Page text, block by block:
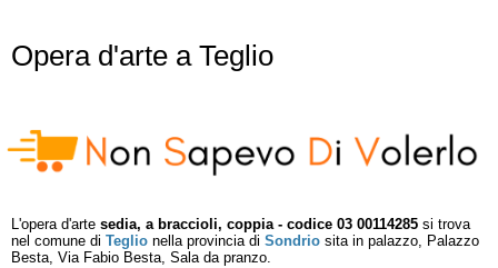
Opera d'arte a Teglio
L'opera d'arte sedia, a braccioli, coppia - codice 03 00114285 si trova
nel comune di Teglio nella provincia di Sondrio sita in palazzo, Palazzo
Besta, Via Fabio Besta, Sala da pranzo.